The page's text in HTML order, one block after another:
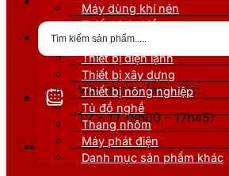
Văn phòng làm việc:
T2 - T7 (8h00 - 17h45)
Máy dùng khí nén
Thiết bị đo kiểm
Thiết bị nâng đỡ
Thiết bị điện lạnh
Thiết bị xây dựng
Thiết bị nông nghiệp
Tủ đồ nghề
Thang nhôm
Máy phát điện
Danh mục sản phẩm khác